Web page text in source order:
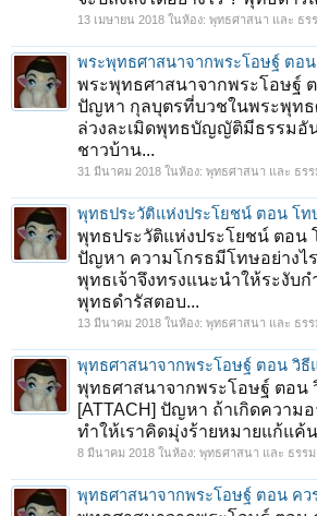
13 เมษายน 2018 ในห้อง: พุทธศาสนา และ ธร
พระพุทธศาสนาจากพระโอษฐ์ ตอ
พระพุทธศาสนาจากพระโอษฐ์
ปัญหา กุลบุตรที่บวชในพระพุท
ล่วงละเมิดพุทธบัญญัติมีธรรมอั
ชาวบ้าน...
31 มีนาคม 2018 ในห้อง: พุทธศาสนา และ ธรร
พุทธประวัติแห่งประโยชน์ ตอน โท
พุทธประวัติแห่งประโยชน์ ตอน
ปัญหา ความโกรธมีโทษอย่างไ
พุทธเจ้าจึงทรงแนะนำให้ระงับก
พุทธดำรัสตอบ...
13 มีนาคม 2018 ในห้อง: พุทธศาสนา และ ธรร
พุทธศาสนาจากพระโอษฐ์ ตอน วิธี
พุทธศาสนาจากพระโอษฐ์ ตอน
[ATTACH] ปัญหา ถ้าเกิดความ
ทำให้เราคิดมุ่งร้ายหมายแก้แค้
8 มีนาคม 2018 ในห้อง: พุทธศาสนา และ ธรรม
พุทธศาสนาจากพระโอษฐ์ ตอน ค